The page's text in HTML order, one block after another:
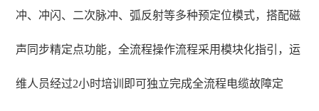
冲、冲闪、二次脉冲、弧反射等多种预定位模式，搭配磁
声同步精定点功能，全流程操作流程采用模块化指引，运
维人员经过2小时培训即可独立完成全流程电缆故障定